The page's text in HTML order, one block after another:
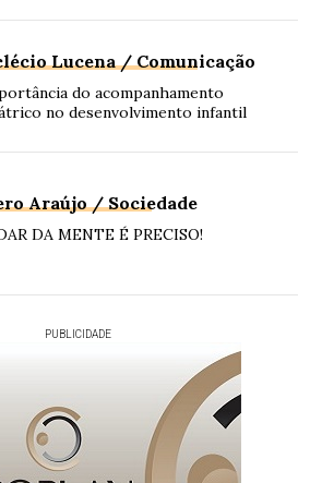
Lucena / Comunicação
do acompanhamento
no desenvolvimento infantil
Araújo / Sociedade
DA MENTE É PRECISO!
PUBLICIDADE